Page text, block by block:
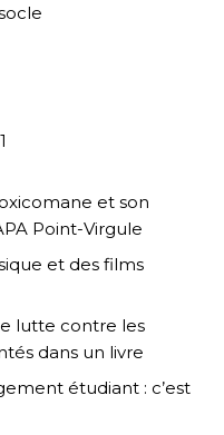
et son
Point-Virgule
et des films
lutte contre les
dans un livre
étudiant : c’est